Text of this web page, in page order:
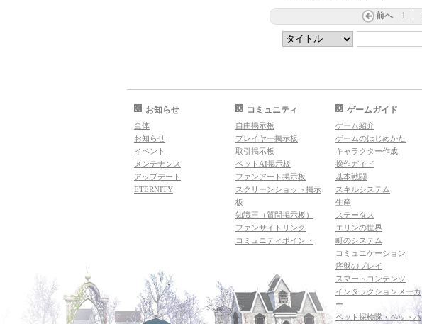
前へ 1
お知らせ
全体
お知らせ
イベント
メンテナンス
アップデート
ETERNITY
コミュニティ
自由掲示板
プレイヤー掲示板
取引掲示板
ペットAI掲示板
ファンアート掲示板
スクリーンショット掲示
板
知識王（質問掲示板）
ファンサイトリンク
コミュニティポイント
ゲームガイド
ゲーム紹介
ゲームのはじめかた
キャラクター作成
操作ガイド
基本戦闘
スキルシステム
生産
ステータス
エリンの世界
町のシステム
コミュニケーション
序盤のプレイ
スマートコンテンツ
インタラクションメーカ
ー
ペット探検隊・ペットハ